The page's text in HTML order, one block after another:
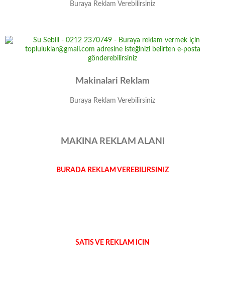
Buraya Reklam Verebilirsiniz
Makinalari Reklam
Buraya Reklam Verebilirsiniz
MAKINA REKLAM ALANI
BURADA REKLAM VEREBILIRSINIZ
SATIS VE REKLAM ICIN